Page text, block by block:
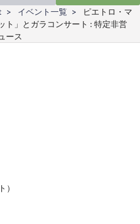
イベント一覧
ピエトロ・マ
」とガラコンサート : 特定非営
ース
）